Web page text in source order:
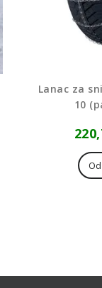
Lanac za
10